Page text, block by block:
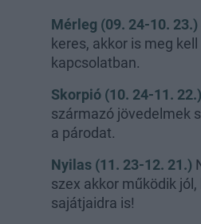
Mérleg (09. 24-10. 23.)
keres, akkor is meg
kapcsolatban.
Skorpió (10. 24-11. 22.)
származó jövedelmek
a párodat.
Nyilas (11. 23-12. 21.)
szex akkor működik
sajátjaidra is!